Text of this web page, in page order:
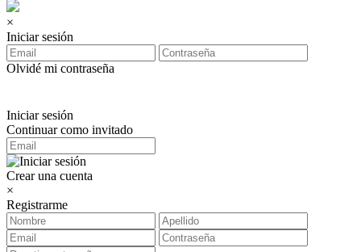
×
Iniciar sesión
Olvidé mi contraseña
Iniciar sesión
Continuar como invitado
Crear una cuenta
×
Registrarme